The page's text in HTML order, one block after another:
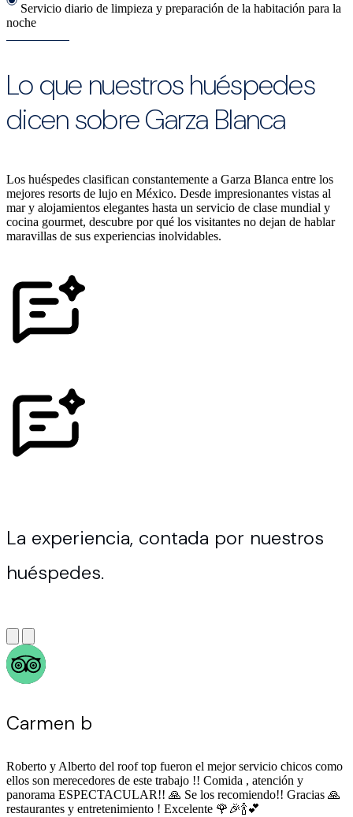
Servicio diario de limpieza y preparación de la habitación para la
noche
Lo que nuestros huéspedes
dicen sobre Garza Blanca
Los huéspedes clasifican constantemente a Garza Blanca entre los
mejores resorts de lujo en México. Desde impresionantes vistas al
mar y alojamientos elegantes hasta un servicio de clase mundial y
cocina gourmet, descubre por qué los visitantes no dejan de hablar
maravillas de sus experiencias inolvidables.
La experiencia, contada por nuestros
huéspedes.
Carmen b
Roberto y Alberto del roof top fueron el mejor servicio chicos como
ellos son merecedores de este trabajo !! Comida , atención y
panorama ESPECTACULAR!! 🙏 Se los recomiendo!! Gracias 🙏
restaurantes y entretenimiento ! Excelente 🌹🎉🍾💕